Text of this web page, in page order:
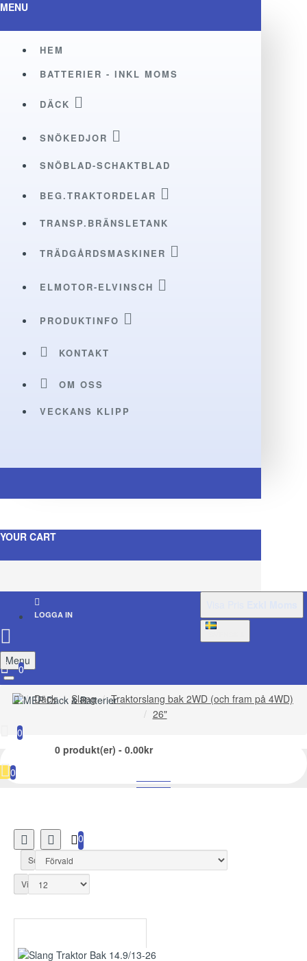
MENU
HEM
BATTERIER - INKL MOMS
DÄCK
SNÖKEDJOR
SNÖBLAD-SCHAKTBLAD
BEG.TRAKTORDELAR
TRANSP.BRÄNSLETANK
TRÄDGÅRDSMASKINER
ELMOTOR-ELVINSCH
PRODUKTINFO
KONTAKT
OM OSS
VECKANS KLIPP
YOUR CART
LOGGA IN
Menu
0
0
0 produkt(er) - 0.00kr
0
Däck Slang
Traktorslang bak 2WD (och fram på 4WD)
26"
0
Sortera efter:
Visa: